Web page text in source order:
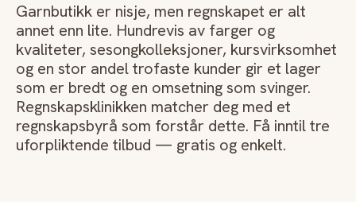
Garnbutikk er nisje, men regnskapet er alt
annet enn lite. Hundrevis av farger og
kvaliteter, sesongkolleksjoner, kursvirksomhet
og en stor andel trofaste kunder gir et lager
som er bredt og en omsetning som svinger.
Regnskapsklinikken matcher deg med et
regnskapsbyrå som forstår dette. Få inntil tre
uforpliktende tilbud — gratis og enkelt.